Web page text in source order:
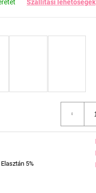
Szállítási lehetőségek
5%